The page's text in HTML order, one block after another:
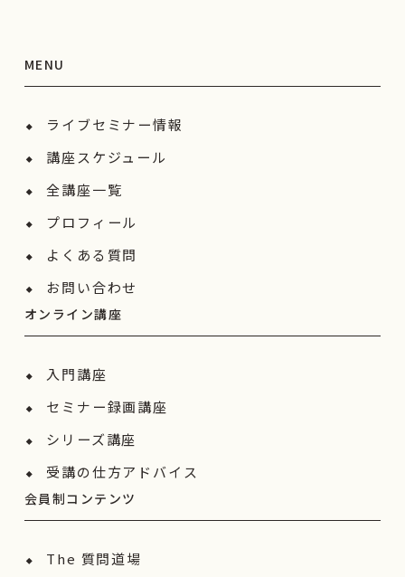
MENU
ライブセミナー情報
講座スケジュール
全講座一覧
プロフィール
よくある質問
お問い合わせ
オンライン講座
入門講座
セミナー録画講座
シリーズ講座
受講の仕方アドバイス
会員制コンテンツ
The 質問道場